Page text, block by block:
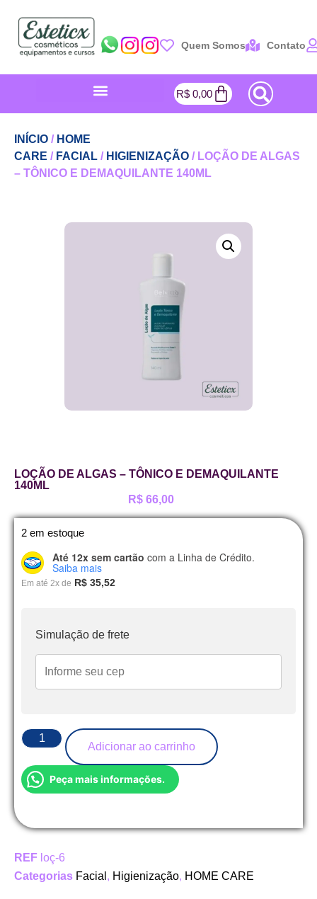
Quem Somos Contato
R$0,00
INÍCIO / HOME
CARE / FACIAL / HIGIENIZAÇÃO / LOÇÃO DE ALGAS
– TÔNICO E DEMAQUILANTE 140ML
LOÇÃO DE ALGAS – TÔNICO E DEMAQUILANTE
140ML
R$ 66,00
2 em estoque
Até 12x sem cartão com a Linha de Crédito.
Saiba mais
Em até 2x de R$ 35,52
Simulação de frete
Adicionar ao carrinho
Peça mais informações.
REF loç-6
Categorias Facial , Higienização, HOME CARE